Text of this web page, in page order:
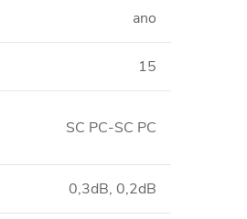
ano
15
SC PC-SC PC
0,3dB, 0,2dB